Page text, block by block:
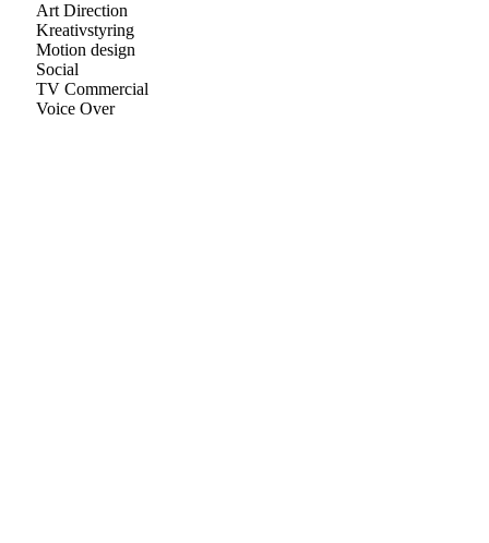
Art Direction
Kreativstyring
Motion design
Social
TV Commercial
Voice Over